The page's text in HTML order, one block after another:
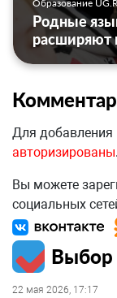
Образование
Родные
расширяют
Для
авторизированы.
Вы можете
социальных
Выбор
22 мая 2026, 17:17